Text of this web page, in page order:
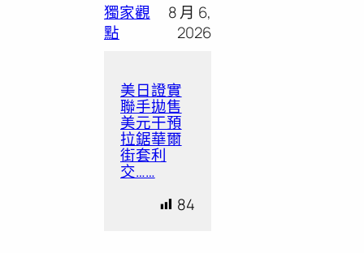
獨家觀
點
8 月 6,
2026
美日證實
聯手拋售
美元干預
拉鋸華爾
街套利
交……
84